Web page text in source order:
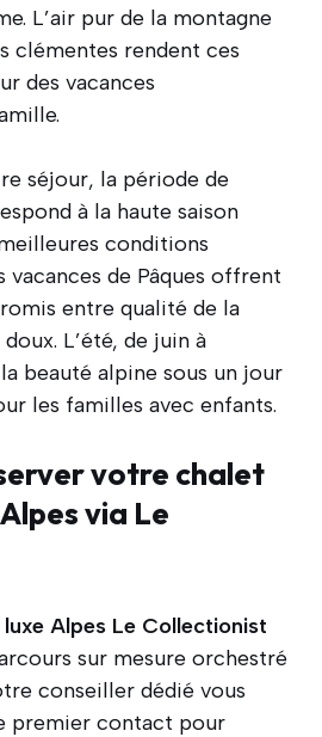
L’air pur de la montagne
clémentes rendent ces
des vacances
séjour, la période de
à la haute saison
conditions
vacances de Pâques offrent
entre qualité de la
L’été, de juin à
beauté alpine sous un jour
les familles avec enfants.
votre chalet
via Le
Alpes Le Collectionist
sur mesure orchestré
conseiller dédié vous
premier contact pour